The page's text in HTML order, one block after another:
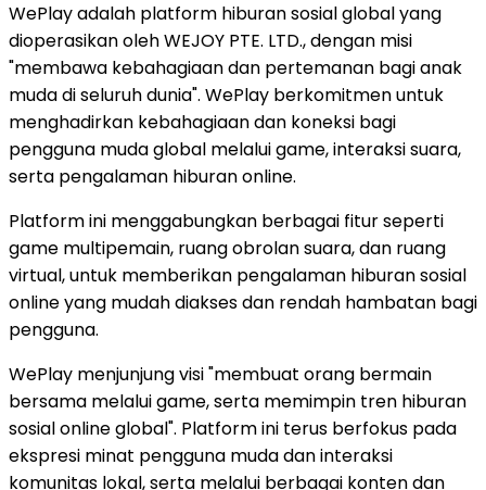
WePlay adalah platform hiburan sosial global yang
dioperasikan oleh WEJOY PTE. LTD., dengan misi
"membawa kebahagiaan dan pertemanan bagi anak
muda di seluruh dunia". WePlay berkomitmen untuk
menghadirkan kebahagiaan dan koneksi bagi
pengguna muda global melalui game, interaksi suara,
serta pengalaman hiburan online.
Platform ini menggabungkan berbagai fitur seperti
game multipemain, ruang obrolan suara, dan ruang
virtual, untuk memberikan pengalaman hiburan sosial
online yang mudah diakses dan rendah hambatan bagi
pengguna.
WePlay menjunjung visi "membuat orang bermain
bersama melalui game, serta memimpin tren hiburan
sosial online global". Platform ini terus berfokus pada
ekspresi minat pengguna muda dan interaksi
komunitas lokal, serta melalui berbagai konten dan